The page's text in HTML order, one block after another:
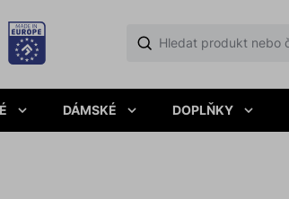
DÁMSKÉ DOPLŇKY